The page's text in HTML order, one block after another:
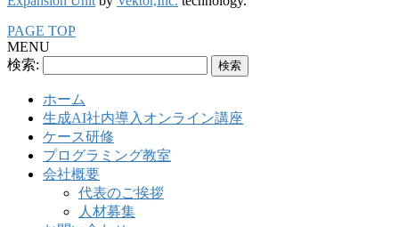
PAGE TOP
MENU
検索:
ホーム
生成AI社内導入オンライン講座
ケース研修
プログラミング教室
会社概要
代表のご挨拶
人材募集